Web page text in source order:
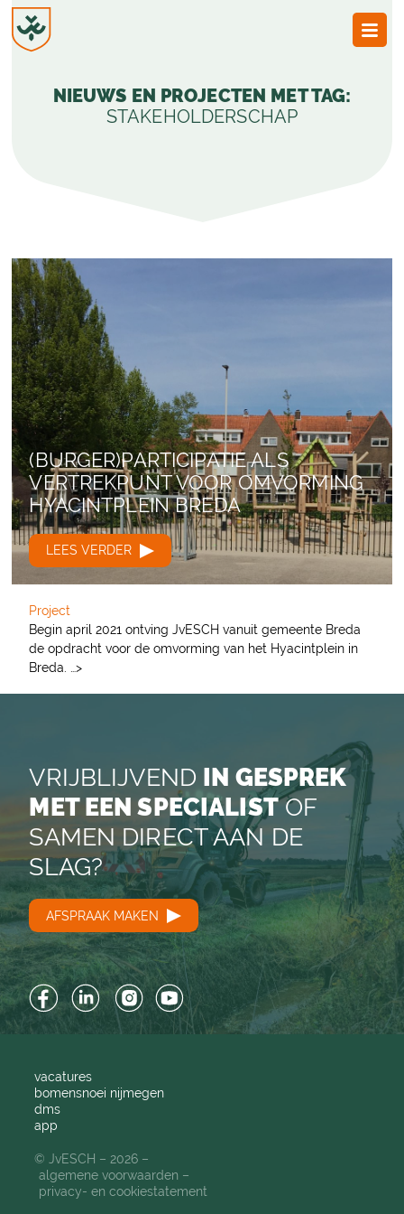
NIEUWS EN PROJECTEN MET TAG:
STAKEHOLDERSCHAP
(BURGER)PARTICIPATIE ALS
VERTREKPUNT VOOR OMVORMING
HYACINTPLEIN BREDA
LEES VERDER
Project
Begin april 2021 ontving JvESCH vanuit gemeente Breda
de opdracht voor de omvorming van het Hyacintplein in
Breda. …>
VRIJBLIJVEND IN GESPREK
MET EEN SPECIALISTOF
SAMEN DIRECT AAN DE
SLAG?
AFSPRAAK MAKEN
FacebookLinkedInInstagramYouTube
vacatures
bomensnoei nijmegen
dms
app
© JvESCH – 2026 –
algemene voorwaarden
privacy- en cookiestatement